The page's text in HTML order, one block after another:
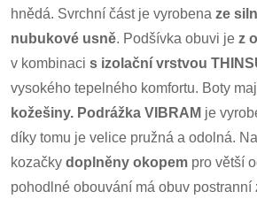
hnědá. Svrchní část je vyrobena ze
nubukové usně. Podšívka obuvi je z
v kombinaci s izolační vrstvou
vysokého tepelného komfortu. Boty
kožešiny. Podrážka VIBRAM je
díky tomu je velice pružná a odolná.
kozačky doplněny okopem pro větší
pohodlné obouvání má obuv postranní